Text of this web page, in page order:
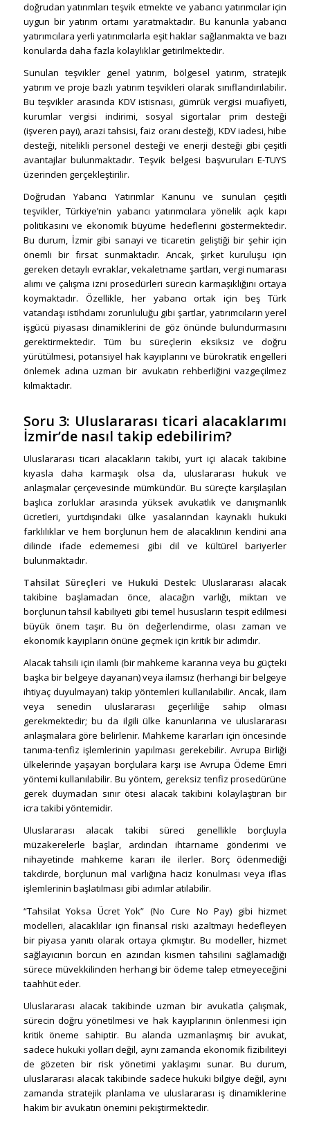
doğrudan yatırımları teşvik etmekte ve yabancı yatırımcılar için
uygun bir yatırım ortamı yaratmaktadır. Bu kanunla yabancı
yatırımcılara yerli yatırımcılarla eşit haklar sağlanmakta ve bazı
konularda daha fazla kolaylıklar getirilmektedir.
Sunulan teşvikler genel yatırım, bölgesel yatırım, stratejik
yatırım ve proje bazlı yatırım teşvikleri olarak sınıflandırılabilir.
Bu teşvikler arasında KDV istisnası, gümrük vergisi muafiyeti,
kurumlar vergisi indirimi, sosyal sigortalar prim desteği
(işveren payı), arazi tahsisi, faiz oranı desteği, KDV iadesi, hibe
desteği, nitelikli personel desteği ve enerji desteği gibi çeşitli
avantajlar bulunmaktadır. Teşvik belgesi başvuruları E-TUYS
üzerinden gerçekleştirilir.
Doğrudan Yabancı Yatırımlar Kanunu ve sunulan çeşitli
teşvikler, Türkiye’nin yabancı yatırımcılara yönelik açık kapı
politikasını ve ekonomik büyüme hedeflerini göstermektedir.
Bu durum, İzmir gibi sanayi ve ticaretin geliştiği bir şehir için
önemli bir fırsat sunmaktadır. Ancak, şirket kuruluşu için
gereken detaylı evraklar, vekaletname şartları, vergi numarası
alımı ve çalışma izni prosedürleri sürecin karmaşıklığını ortaya
koymaktadır. Özellikle, her yabancı ortak için beş Türk
vatandaşı istihdamı zorunluluğu gibi şartlar, yatırımcıların yerel
işgücü piyasası dinamiklerini de göz önünde bulundurmasını
gerektirmektedir. Tüm bu süreçlerin eksiksiz ve doğru
yürütülmesi, potansiyel hak kayıplarını ve bürokratik engelleri
önlemek adına uzman bir avukatın rehberliğini vazgeçilmez
kılmaktadır.
Soru 3: Uluslararası ticari alacaklarımı
İzmir’de nasıl takip edebilirim?
Uluslararası ticari alacakların takibi, yurt içi alacak takibine
kıyasla daha karmaşık olsa da, uluslararası hukuk ve
anlaşmalar çerçevesinde mümkündür. Bu süreçte karşılaşılan
başlıca zorluklar arasında yüksek avukatlık ve danışmanlık
ücretleri, yurtdışındaki ülke yasalarından kaynaklı hukuki
farklılıklar ve hem borçlunun hem de alacaklının kendini ana
dilinde ifade edememesi gibi dil ve kültürel bariyerler
bulunmaktadır.
Tahsilat Süreçleri ve Hukuki Destek: Uluslararası alacak
takibine başlamadan önce, alacağın varlığı, miktarı ve
borçlunun tahsil kabiliyeti gibi temel hususların tespit edilmesi
büyük önem taşır. Bu ön değerlendirme, olası zaman ve
ekonomik kayıpların önüne geçmek için kritik bir adımdır.
Alacak tahsili için ilamlı (bir mahkeme kararına veya bu güçteki
başka bir belgeye dayanan) veya ilamsız (herhangi bir belgeye
ihtiyaç duyulmayan) takip yöntemleri kullanılabilir. Ancak, ilam
veya senedin uluslararası geçerliliğe sahip olması
gerekmektedir; bu da ilgili ülke kanunlarına ve uluslararası
anlaşmalara göre belirlenir. Mahkeme kararları için öncesinde
tanıma-tenfiz işlemlerinin yapılması gerekebilir. Avrupa Birliği
ülkelerinde yaşayan borçlulara karşı ise Avrupa Ödeme Emri
yöntemi kullanılabilir. Bu yöntem, gereksiz tenfiz prosedürüne
gerek duymadan sınır ötesi alacak takibini kolaylaştıran bir
icra takibi yöntemidir.
Uluslararası alacak takibi süreci genellikle borçluyla
müzakerelerle başlar, ardından ihtarname gönderimi ve
nihayetinde mahkeme kararı ile ilerler. Borç ödenmediği
takdirde, borçlunun mal varlığına haciz konulması veya iflas
işlemlerinin başlatılması gibi adımlar atılabilir.
“Tahsilat Yoksa Ücret Yok” (No Cure No Pay) gibi hizmet
modelleri, alacaklılar için finansal riski azaltmayı hedefleyen
bir piyasa yanıtı olarak ortaya çıkmıştır. Bu modeller, hizmet
sağlayıcının borcun en azından kısmen tahsilini sağlamadığı
sürece müvekkilinden herhangi bir ödeme talep etmeyeceğini
taahhüt eder.
Uluslararası alacak takibinde uzman bir avukatla çalışmak,
sürecin doğru yönetilmesi ve hak kayıplarının önlenmesi için
kritik öneme sahiptir. Bu alanda uzmanlaşmış bir avukat,
sadece hukuki yolları değil, aynı zamanda ekonomik fizibiliteyi
de gözeten bir risk yönetimi yaklaşımı sunar. Bu durum,
uluslararası alacak takibinde sadece hukuki bilgiye değil, aynı
zamanda stratejik planlama ve uluslararası iş dinamiklerine
hakim bir avukatın önemini pekiştirmektedir.